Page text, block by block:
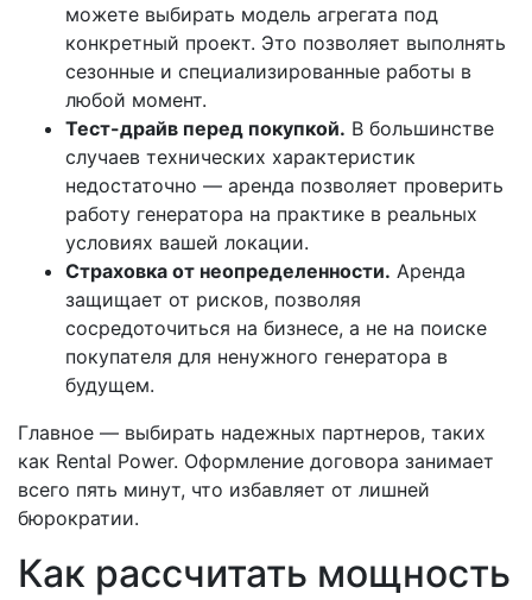
можете выбирать модель агрегата под
конкретный проект. Это позволяет выполнять
сезонные и специализированные работы в
любой момент.
Тест-драйв перед покупкой. В большинстве
случаев технических характеристик
недостаточно — аренда позволяет проверить
работу генератора на практике в реальных
условиях вашей локации.
Страховка от неопределенности. Аренда
защищает от рисков, позволяя
сосредоточиться на бизнесе, а не на поиске
покупателя для ненужного генератора в
будущем.
Главное — выбирать надежных партнеров, таких
как Rental Power. Оформление договора занимает
всего пять минут, что избавляет от лишней
бюрократии.
Как рассчитать мощность